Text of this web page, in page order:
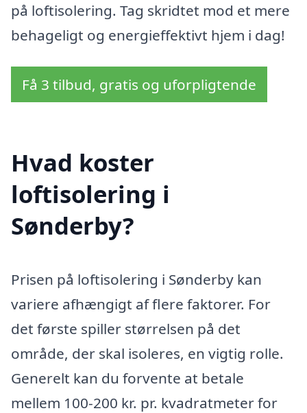
på loftisolering. Tag skridtet mod et mere
behageligt og energieffektivt hjem i dag!
Få 3 tilbud, gratis og uforpligtende
Hvad koster
loftisolering i
Sønderby?
Prisen på loftisolering i Sønderby kan
variere afhængigt af flere faktorer. For
det første spiller størrelsen på det
område, der skal isoleres, en vigtig rolle.
Generelt kan du forvente at betale
mellem 100-200 kr. pr. kvadratmeter for